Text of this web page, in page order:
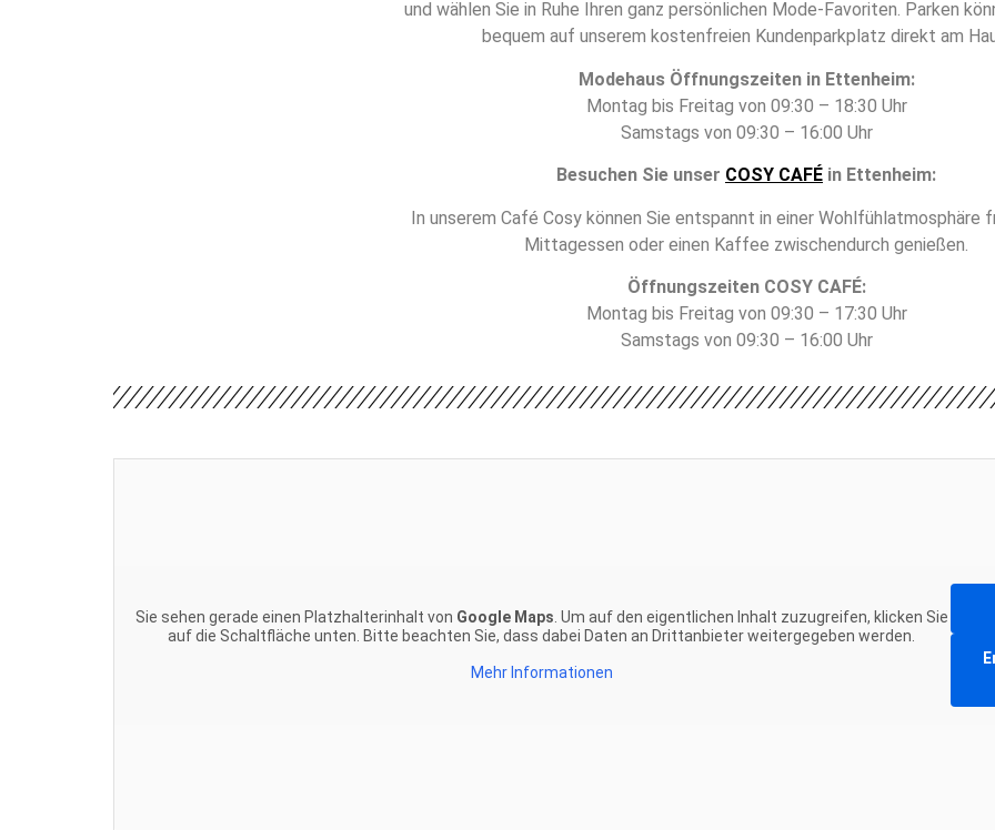
und wählen Sie in Ruhe Ihren ganz persönlichen Mode-Favoriten. Parken
bequem auf unserem kostenfreien Kundenparkplatz direkt am
Modehaus Öffnungszeiten in Ettenheim:
Montag bis Freitag von 09:30 – 18:30 Uhr
Samstags von 09:30 – 16:00 Uhr
Besuchen Sie unser COSY CAFÉ in Ettenheim:
In unserem Café Cosy können Sie entspannt in einer Wohlfühlatmosphäre
Mittagessen oder einen Kaffee zwischendurch genießen.
Öffnungszeiten COSY CAFÉ:
Montag bis Freitag von 09:30 – 17:30 Uhr
Samstags von 09:30 – 16:00 Uhr
Sie sehen gerade einen Platzhalterinhalt von Google Maps. Um auf den eigentlichen Inhalt zuzugreifen, klicken Sie
auf die Schaltfläche unten. Bitte beachten Sie, dass dabei Daten an Drittanbieter weitergegeben werden.
Mehr Informationen